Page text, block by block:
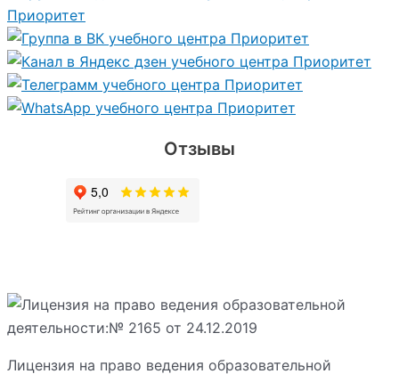
Отзывы
Лицензия на право ведения образовательной